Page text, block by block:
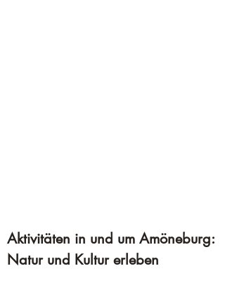
Aktivitäten in und um Amöneburg:
Natur und Kultur erleben